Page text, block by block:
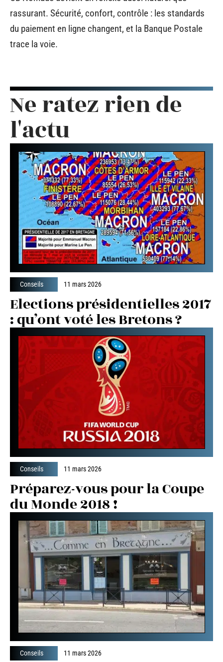
rassurant. Sécurité, confort, contrôle : les standards
du paiement en ligne changent, et la Banque Postale
trace la voie.
Ne ratez rien de
l'actu
Conseils 11 mars 2026
Elections présidentielles 2017
: qu’ont voté les Bretons ?
Conseils 11 mars 2026
Préparez-vous pour la Coupe
du Monde 2018 !
Conseils 11 mars 2026